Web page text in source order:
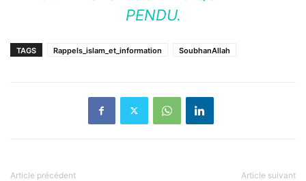
PENDU.
TAGS Rappels_islam_et_information SoubhanAllah
Article précédent Article suivant